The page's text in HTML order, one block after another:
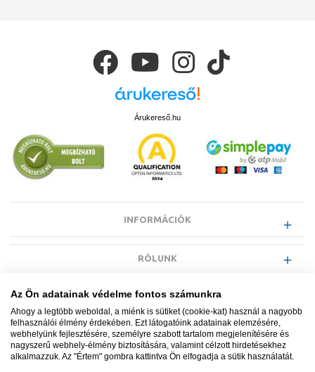
Árukereső.hu
INFORMÁCIÓK
RÓLUNK
EGYÉB INFORMÁCIÓK
VÁSÁRLÓI INFORMÁCIÓK
Az Ön adatainak védelme fontos számunkra
Ahogy a legtöbb weboldal, a miénk is sütiket (cookie-kat) használ a nagyobb
felhasználói élmény érdekében. Ezt látogatóink adatainak elemzésére,
webhelyünk fejlesztésére, személyre szabott tartalom megjelenítésére és
nagyszerű webhely-élmény biztosítására, valamint célzott hirdetésekhez
alkalmazzuk. Az "Értem" gombra kattintva Ön elfogadja a sütik használatát.